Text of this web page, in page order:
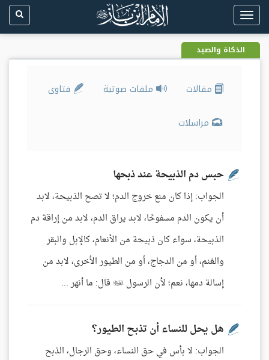
Toggle
navigation
الذكاة والصيد
مقالات ملفات صوتية فتاوى
مراسلات
حبس دم الذبيحة عند ذبحها
الجواب: إذا كان منع خروج الدم؛ لا تصح الذبيحة، لابد
أن يكون الدم مسفوحًا، لابد يراق الدم، لابد من إراقة دم
الذبيحة، سواء كان ذبيحة من الأنعام، كالإبل والبقر
والغنم، أو من الدجاج، أو من الطيور الأخرى، لابد من
إسالة دمها، نعم؛ لأن الرسول  قال: ما أنهر ...
هل يحل للنساء أن تذبح الطيور؟
الجواب: لا بأس في حق النساء، وحق الرجال، الذبح